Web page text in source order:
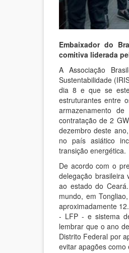
Embaixador do
comitiva liderada
A Associação
Sustentabilidade
dia 8 e que se
estruturantes entre
armazenamento
contratação de 2
dezembro deste
no país asiático
transição energética.
De acordo com o
delegação brasileira
ao estado do
mundo, em
aproximadamente
- LFP - e sistema
lembrar que o ano
Distrito Federal por
evitar apagões como